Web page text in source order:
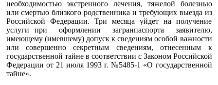
необходимостью экстренного лечения, тяжелой болезнью
или смертью близкого родственника и требующих выезда из
Российской Федерации. Три месяца уйдет на получение
услуги при оформлении загранпаспорта заявителю,
имеющему (имевшему) допуск к сведениям особой важности
или совершенно секретным сведениям, отнесенным к
государственной тайне в соответствии с Законом Российской
Федерации от 21 июля 1993 г. №5485-1 «О государственной
тайне».